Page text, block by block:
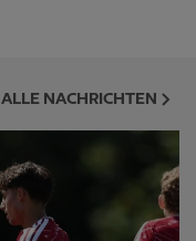
ALLE NACHRICHTEN